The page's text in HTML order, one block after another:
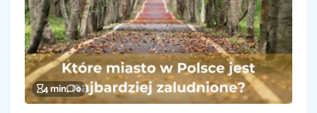
4 min 0